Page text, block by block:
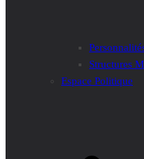
Structures
Espace Politique